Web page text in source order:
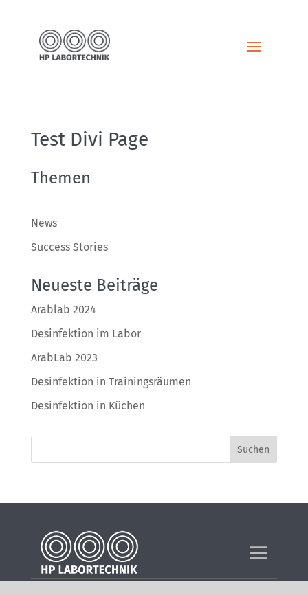
Test Divi Page
Themen
News
Success Stories
Neueste Beiträge
Arablab 2024
Desinfektion im Labor
ArabLab 2023
Desinfektion in Trainingsräumen
Desinfektion in Küchen
Suchen